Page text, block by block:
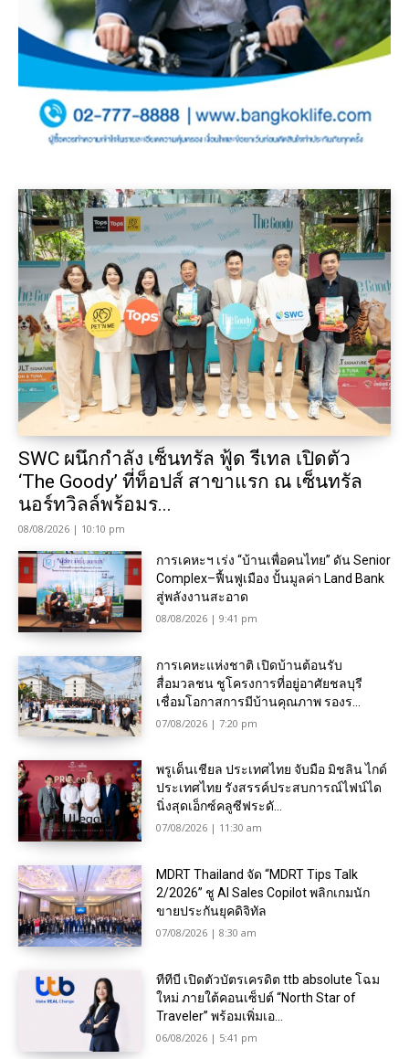
SWC ผนึกกำลัง เซ็นทรัล ฟู้ด รีเทล เปิดตัว
‘The Goody’ ที่ท็อปส์ สาขาแรก ณ เซ็นทรัล
นอร์ทวิลล์พร้อมร...
08/08/2026 | 10:10 pm
การเคหะฯ เร่ง “บ้านเพื่อคนไทย” ดัน Senior
Complex–ฟื้นฟูเมือง ปั้นมูลค่า Land Bank
สู่พลังงานสะอาด
08/08/2026 | 9:41 pm
การเคหะแห่งชาติ เปิดบ้านต้อนรับ
สื่อมวลชน ชูโครงการที่อยู่อาศัยชลบุรี
เชื่อมโอกาสการมีบ้านคุณภาพ รองร...
07/08/2026 | 7:20 pm
พรูเด็นเชียล ประเทศไทย จับมือ มิชลิน ไกด์
ประเทศไทย รังสรรค์ประสบการณ์ไฟน์ได
นิ่งสุดเอ็กซ์คลูซีฟระดั...
07/08/2026 | 11:30 am
MDRT Thailand จัด “MDRT Tips Talk
2/2026” ชู AI Sales Copilot พลิกเกมนัก
ขายประกันยุคดิจิทัล
07/08/2026 | 8:30 am
ทีทีบี เปิดตัวบัตรเครดิต ttb absolute โฉม
ใหม่ ภายใต้คอนเซ็ปต์ “North Star of
Traveler” พร้อมเพิ่มเอ...
06/08/2026 | 5:41 pm